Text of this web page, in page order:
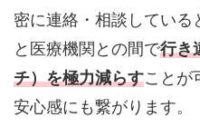
密に連絡・相談してい
と医療機関との間で行き
チ）を極力減らすことが
安心感にも繋がります。